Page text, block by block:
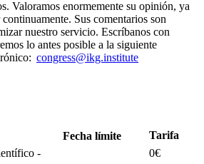
Valoramos enormemente su opinión, ya
Sus comentarios son
nuestro servicio. Escríbanos con
lo antes posible a la siguiente
congress@ikg.institute
Fecha límite
Tarifa
-
0€